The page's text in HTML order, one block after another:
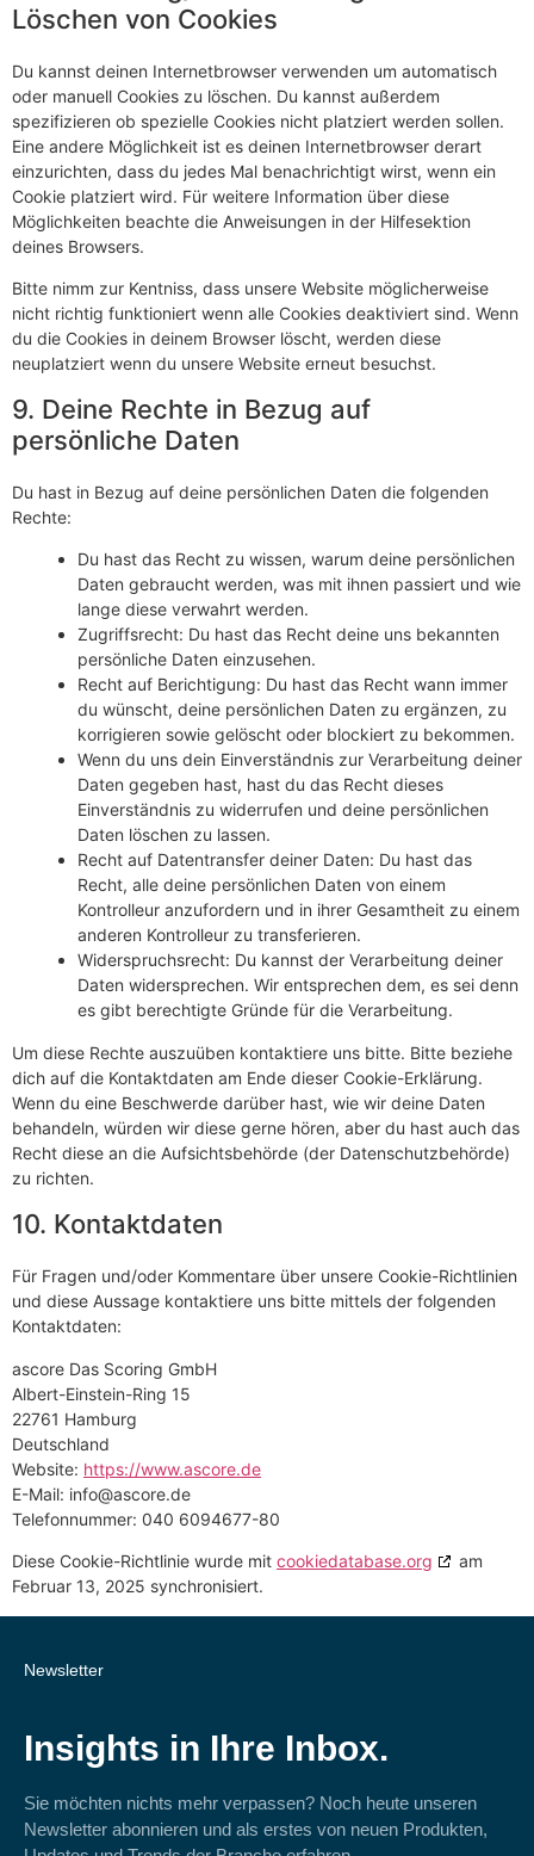
Löschen von Cookies
Du kannst deinen Internetbrowser verwenden um automatisch
oder manuell Cookies zu löschen. Du kannst außerdem
spezifizieren ob spezielle Cookies nicht platziert werden sollen.
Eine andere Möglichkeit ist es deinen Internetbrowser derart
einzurichten, dass du jedes Mal benachrichtigt wirst, wenn ein
Cookie platziert wird. Für weitere Information über diese
Möglichkeiten beachte die Anweisungen in der Hilfesektion
deines Browsers.
Bitte nimm zur Kentniss, dass unsere Website möglicherweise
nicht richtig funktioniert wenn alle Cookies deaktiviert sind. Wenn
du die Cookies in deinem Browser löscht, werden diese
neuplatziert wenn du unsere Website erneut besuchst.
9. Deine Rechte in Bezug auf
persönliche Daten
Du hast in Bezug auf deine persönlichen Daten die folgenden
Rechte:
Du hast das Recht zu wissen, warum deine persönlichen
Daten gebraucht werden, was mit ihnen passiert und wie
lange diese verwahrt werden.
Zugriffsrecht: Du hast das Recht deine uns bekannten
persönliche Daten einzusehen.
Recht auf Berichtigung: Du hast das Recht wann immer
du wünscht, deine persönlichen Daten zu ergänzen, zu
korrigieren sowie gelöscht oder blockiert zu bekommen.
Wenn du uns dein Einverständnis zur Verarbeitung deiner
Daten gegeben hast, hast du das Recht dieses
Einverständnis zu widerrufen und deine persönlichen
Daten löschen zu lassen.
Recht auf Datentransfer deiner Daten: Du hast das
Recht, alle deine persönlichen Daten von einem
Kontrolleur anzufordern und in ihrer Gesamtheit zu einem
anderen Kontrolleur zu transferieren.
Widerspruchsrecht: Du kannst der Verarbeitung deiner
Daten widersprechen. Wir entsprechen dem, es sei denn
es gibt berechtigte Gründe für die Verarbeitung.
Um diese Rechte auszuüben kontaktiere uns bitte. Bitte beziehe
dich auf die Kontaktdaten am Ende dieser Cookie-Erklärung.
Wenn du eine Beschwerde darüber hast, wie wir deine Daten
behandeln, würden wir diese gerne hören, aber du hast auch das
Recht diese an die Aufsichtsbehörde (der Datenschutzbehörde)
zu richten.
10. Kontaktdaten
Für Fragen und/oder Kommentare über unsere Cookie-Richtlinien
und diese Aussage kontaktiere uns bitte mittels der folgenden
Kontaktdaten:
ascore Das Scoring GmbH
Albert-Einstein-Ring 15
22761 Hamburg
Deutschland
Website: https://www.ascore.de
E-Mail: ed.erocsa@ofni
Telefonnummer: 040 6094677-80
Diese Cookie-Richtlinie wurde mit cookiedatabase.org
am
Februar 13, 2025 synchronisiert.
Newsletter
Insights in Ihre Inbox.
Sie möchten nichts mehr verpassen? Noch heute unseren
Newsletter abonnieren und als erstes von neuen Produkten,